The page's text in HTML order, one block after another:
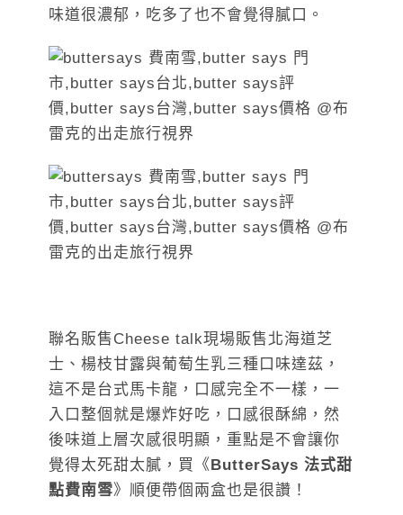
味道很濃郁，吃多了也不會覺得膩口。
聯名販售Cheese talk現場販售北海道芝
士、楊枝甘露與葡萄生乳三種口味達茲，
這不是台式馬卡龍，口感完全不一樣，一
入口整個就是爆炸好吃，口感很酥綿，然
後味道上層次感很明顯，重點是不會讓你
覺得太死甜太膩，買《ButterSays 法式甜
點費南雪》順便帶個兩盒也是很讚！